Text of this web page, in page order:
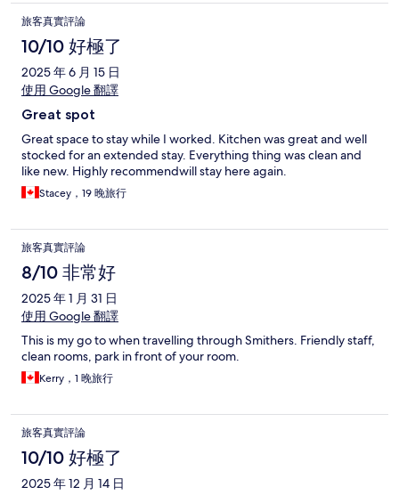
旅客真實評論
10/10 好極了
2025 年 6 月 15 日
使用 Google 翻譯
Great spot
Great space to stay while I worked. Kitchen was great and well
stocked for an extended stay. Everything thing was clean and
like new. Highly recommendwill stay here again.
Stacey，19 晚旅行
旅客真實評論
8/10 非常好
2025 年 1 月 31 日
使用 Google 翻譯
This is my go to when travelling through Smithers. Friendly staff,
clean rooms, park in front of your room.
Kerry，1 晚旅行
旅客真實評論
10/10 好極了
2025 年 12 月 14 日